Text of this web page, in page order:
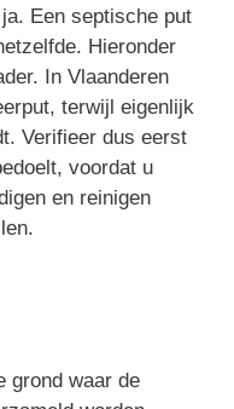
Een septische put
Hieronder
In Vlaanderen
terwijl eigenlijk
Verifieer dus eerst
voordat u
en reinigen
grond waar de